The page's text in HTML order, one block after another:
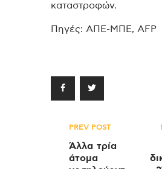
καταστροφών.
Πηγές: ΑΠΕ-ΜΠΕ, AFP
Πλοήγηση
άρθρων
PREV POST
Άλλα τρία
άτομα